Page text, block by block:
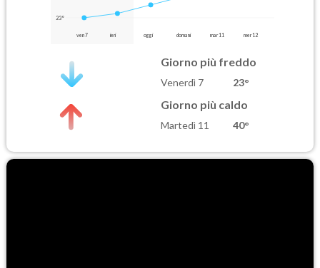
23°
ven 7 ieri oggi domani mar 11 mer 12
Giorno più freddo
Venerdì 7 23°
Giorno più caldo
Martedì 11 40°